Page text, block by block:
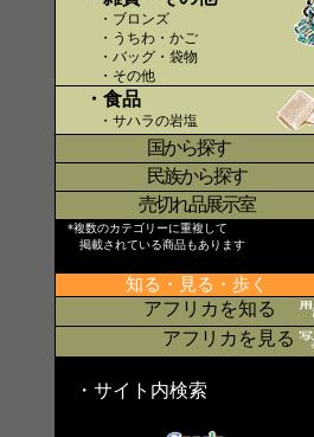
・ブロンズ
・うちわ・かご
・バッグ・袋物
・その他
・食品
・サハラの岩塩
国から探す〇
民族から探す
売切れ品展示室
*複数のカテゴリーに重複して
掲載されている商品もあります
知る・見る・歩く
アフリカを知る
アフリカを見る
・サイト内検索